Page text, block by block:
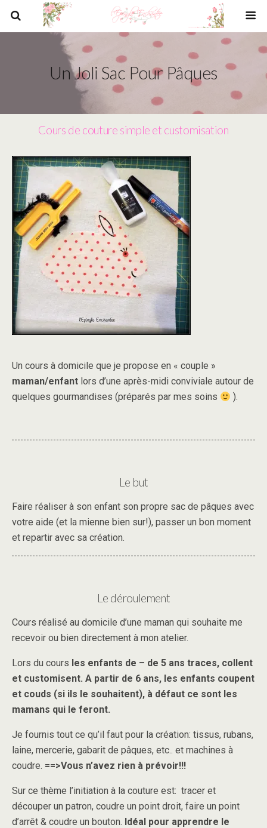
Un Joli Sac Pour Pâques
Cours de couture simple et customisation
Un cours à domicile que je propose en « couple »
maman/enfant lors d’une après-midi conviviale autour de
quelques gourmandises (préparés par mes soins
).
Le but
Faire réaliser à son enfant son propre sac de pâques avec
votre aide (et la mienne bien sur!), passer un bon moment
et repartir avec sa création.
Le déroulement
Cours réalisé au domicile d’une maman qui souhaite me
recevoir ou bien directement à mon atelier.
Lors du cours les enfants de – de 5 ans traces, collent
et customisent. A partir de 6 ans, les enfants coupent
et couds (si ils le souhaitent), à défaut ce sont les
mamans qui le feront.
Je fournis tout ce qu’il faut pour la création: tissus, rubans,
laine, mercerie, gabarit de pâques, etc.. et machines à
coudre. ==>Vous n’avez rien à prévoir!!!
Sur ce thème l’initiation à la couture est: tracer et
découper un patron, coudre un point droit, faire un point
d’arrêt & coudre un bouton. Idéal pour apprendre le